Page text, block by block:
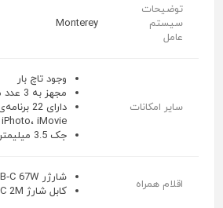
توضیحات
سیستم
عامل
Monterey
سایر امکانات
وجود تاچ بار
مجهز به 3 عدد میکروفن
دارای
iPhoto، iMovie و GarageBand
جک 3.5 میلیمتری صدا
اقلام همراه
شارژر USB‑C 67W
کابل شارژ USB-C 2M